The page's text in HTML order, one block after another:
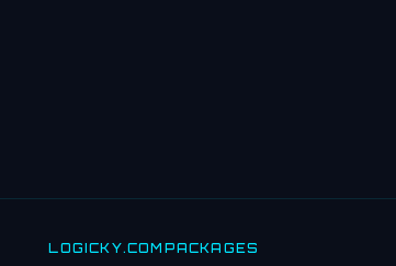
LOGICKY.COM PACKAGES